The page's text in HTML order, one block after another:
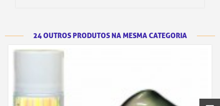
24 OUTROS PRODUTOS NA MESMA CATEGORIA